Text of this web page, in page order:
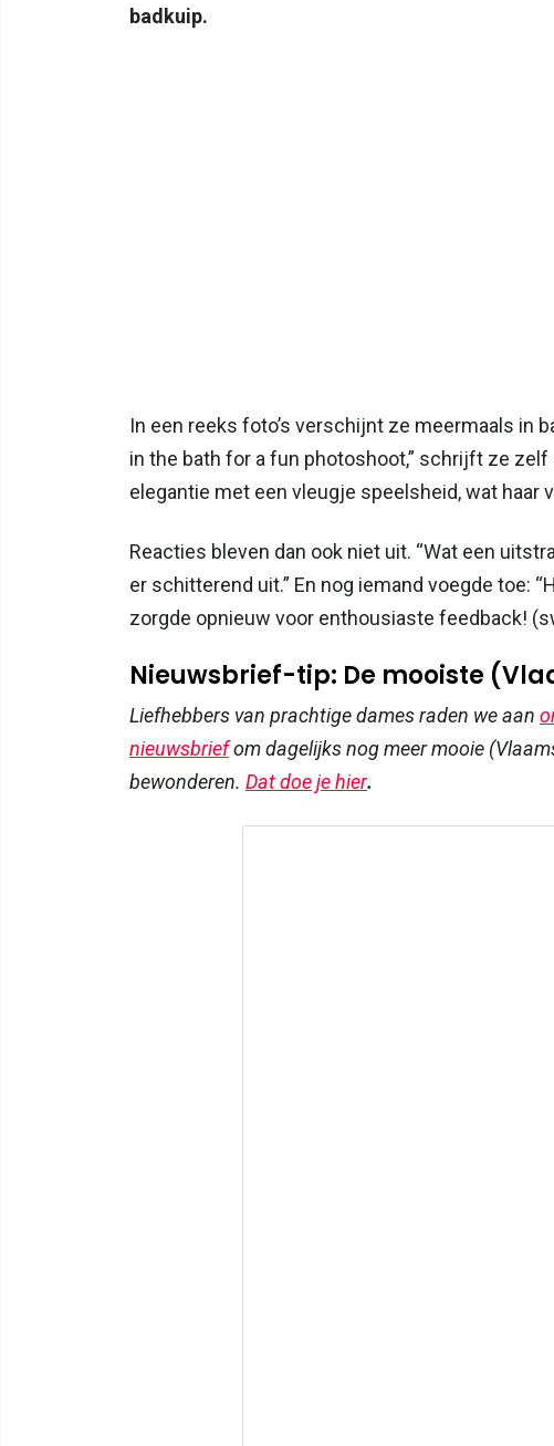
badkuip.
In een reeks foto’s verschijnt ze meermaals in
in the bath for a fun photoshoot,” schrijft ze
elegantie met een vleugje speelsheid, wat haar
Reacties bleven dan ook niet uit. “Wat een
er schitterend uit.” En nog iemand voegde toe:
zorgde opnieuw voor enthousiaste feedback!
Nieuwsbrief-tip: De mooiste
Liefhebbers van prachtige dames raden we aan
nieuwsbriefom dagelijks nog meer mooie
bewonderen. Dat doe je hier.